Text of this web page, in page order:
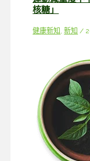
核糖」
健康新知 ,新知 /